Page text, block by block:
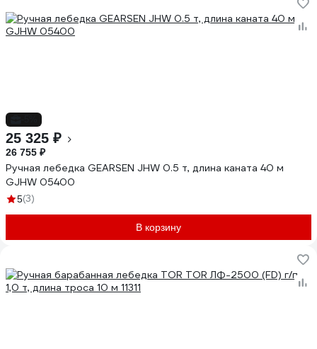
25 325 ₽
26 755 ₽
Ручная лебедка GEARSEN JHW 0.5 т, длина каната 40 м
GJHW 05400
5(3)
В корзину